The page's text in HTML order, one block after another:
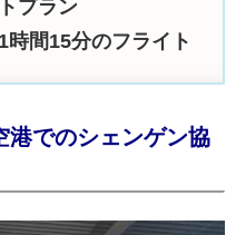
プラン
間15分のフライト
港でのシェンゲン協